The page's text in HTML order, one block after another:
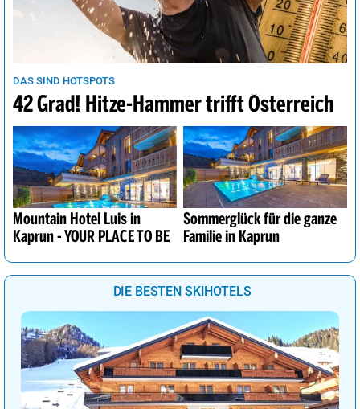
DAS SIND HOTSPOTS
42 Grad! Hitze-Hammer trifft Österreich
Mountain Hotel Luis in
Kaprun - YOUR PLACE TO BE
Sommerglück für die ganze
Familie in Kaprun
DIE BESTEN SKIHOTELS